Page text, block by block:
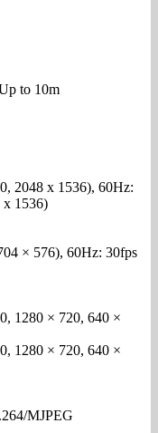
to 10m
2048 x 1536), 60Hz:
x 1536)
× 576), 60Hz: 30fps
1280 × 720, 640 ×
1280 × 720, 640 ×
MJPEG